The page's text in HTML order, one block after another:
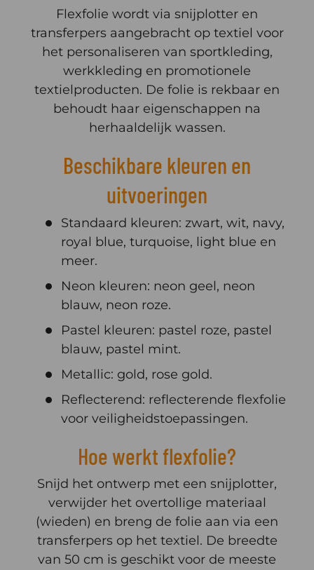
Flexfolie wordt via snijplotter en
transferpers aangebracht op textiel voor
het personaliseren van sportkleding,
werkkleding en promotionele
textielproducten. De folie is rekbaar en
behoudt haar eigenschappen na
herhaaldelijk wassen.
Beschikbare kleuren en
uitvoeringen
Standaard kleuren: zwart, wit, navy,
royal blue, turquoise, light blue en
meer.
Neon kleuren: neon geel, neon
blauw, neon roze.
Pastel kleuren: pastel roze, pastel
blauw, pastel mint.
Metallic: gold, rose gold.
Reflecterend: reflecterende flexfolie
voor veiligheidstoepassingen.
Hoe werkt flexfolie?
Snijd het ontwerp met een snijplotter,
verwijder het overtollige materiaal
(wieden) en breng de folie aan via een
transferpers op het textiel. De breedte
van 50 cm is geschikt voor de meeste